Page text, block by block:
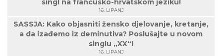
singl na francusko-hrvatskom jeziku!
16. LIPANJ
SASSJA: Kako objasniti žensko djelovanje, kretanje,
a da izađemo iz deminutiva? Poslušajte u novom
singlu „XX“!
16. LIPANJ